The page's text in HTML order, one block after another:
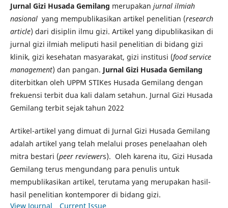
Jurnal Gizi Husada Gemilang merupakan jurnal ilmiah
nasionalyang mempublikasikan artikel penelitian (research
article) dari disiplin ilmu gizi. Artikel yang dipublikasikan di
jurnal gizi ilmiah meliputi hasil penelitian di bidang gizi
klinik, gizi kesehatan masyarakat, gizi institusi (food service
management) dan pangan. Jurnal Gizi Husada Gemilang
diterbitkan oleh UPPM STIKes Husada Gemilang dengan
frekuensi terbit dua kali dalam setahun. Jurnal Gizi Husada
Gemilang terbit sejak tahun 2022
Artikel-artikel yang dimuat di Jurnal Gizi Husada Gemilang
adalah artikel yang telah melalui proses penelaahan oleh
mitra bestari (peer reviewers). Oleh karena itu, Gizi Husada
Gemilang terus mengundang para penulis untuk
mempublikasikan artikel, terutama yang merupakan hasil-
hasil penelitian kontemporer di bidang gizi.
View Journal
Current Issue